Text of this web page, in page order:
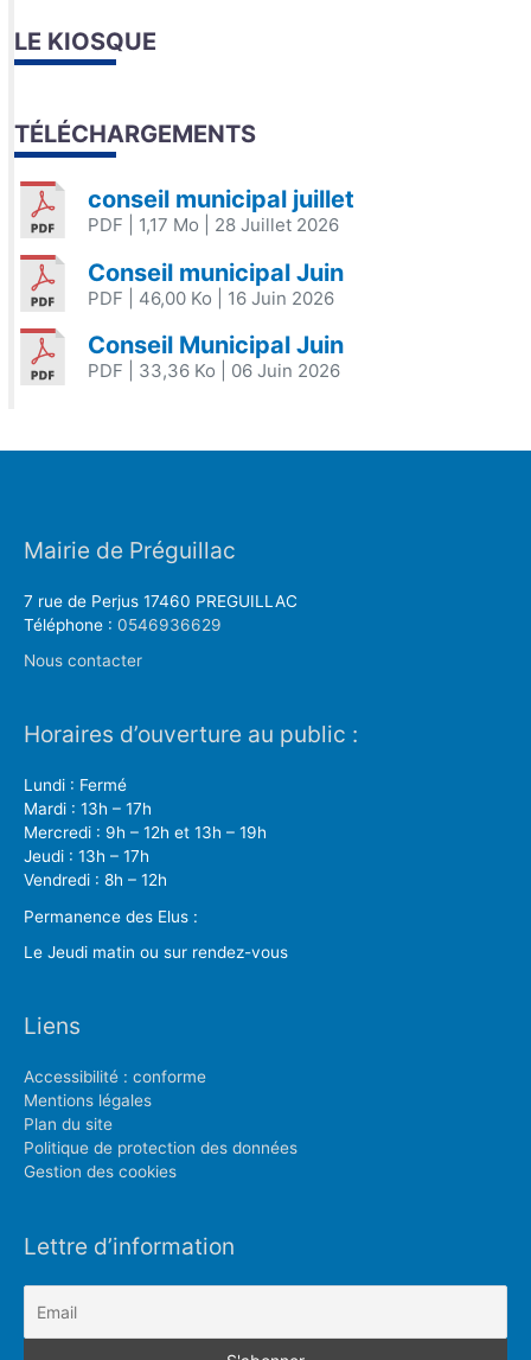
LE KIOSQUE
TÉLÉCHARGEMENTS
conseil municipal juillet
PDF | 1,17 Mo | 28 Juillet 2026
Conseil municipal Juin
PDF | 46,00 Ko | 16 Juin 2026
Conseil Municipal Juin
PDF | 33,36 Ko | 06 Juin 2026
Mairie de Préguillac
7 rue de Perjus 17460 PREGUILLAC
Téléphone : 0546936629
Nous contacter
Horaires d’ouverture au public :
Lundi : Fermé
Mardi : 13h – 17h
Mercredi : 9h – 12h et 13h – 19h
Jeudi : 13h – 17h
Vendredi : 8h – 12h
Permanence des Elus :
Le Jeudi matin ou sur rendez-vous
Liens
Accessibilité : conforme
Mentions légales
Plan du site
Politique de protection des données
Gestion des cookies
Lettre d’information